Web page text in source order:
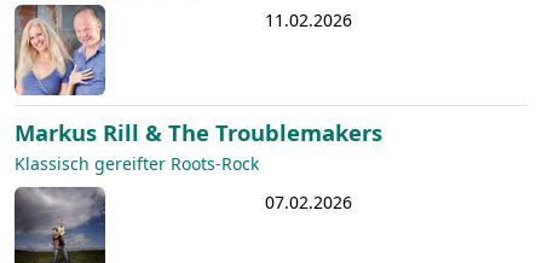
11.02.2026
Markus Rill & The Troublemakers
Klassisch gereifter Roots-Rock
07.02.2026